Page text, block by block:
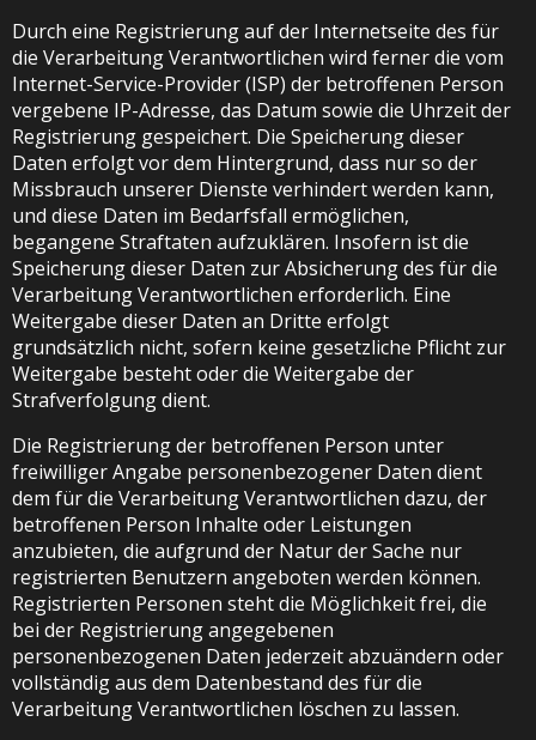
Durch eine Registrierung auf der Internetseite des für
die Verarbeitung Verantwortlichen wird ferner die vom
Internet-Service-Provider (ISP) der betroffenen Person
vergebene IP-Adresse, das Datum sowie die Uhrzeit der
Registrierung gespeichert. Die Speicherung dieser
Daten erfolgt vor dem Hintergrund, dass nur so der
Missbrauch unserer Dienste verhindert werden kann,
und diese Daten im Bedarfsfall ermöglichen,
begangene Straftaten aufzuklären. Insofern ist die
Speicherung dieser Daten zur Absicherung des für die
Verarbeitung Verantwortlichen erforderlich. Eine
Weitergabe dieser Daten an Dritte erfolgt
grundsätzlich nicht, sofern keine gesetzliche Pflicht zur
Weitergabe besteht oder die Weitergabe der
Strafverfolgung dient.
Die Registrierung der betroffenen Person unter
freiwilliger Angabe personenbezogener Daten dient
dem für die Verarbeitung Verantwortlichen dazu, der
betroffenen Person Inhalte oder Leistungen
anzubieten, die aufgrund der Natur der Sache nur
registrierten Benutzern angeboten werden können.
Registrierten Personen steht die Möglichkeit frei, die
bei der Registrierung angegebenen
personenbezogenen Daten jederzeit abzuändern oder
vollständig aus dem Datenbestand des für die
Verarbeitung Verantwortlichen löschen zu lassen.